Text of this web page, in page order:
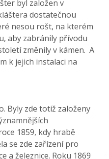
byl založen v
dostatečnou
nesou rošt, na kterém
aby zabránily přívodu
změnily v kámen. A
k jejich instalaci na
Byly zde totiž založeny
1859, kdy hrabě
se zde zařízení pro
a železnice. Roku 1869